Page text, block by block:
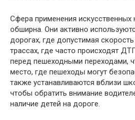
Сфера применения искусственных
обширна. Они активно
дорогах, где допустимая
трассах, где часто происходят
перед пешеходными переходами,
место, где пешеходы могут
также устанавливаются вблизи
чтобы обратить внимание
наличие детей на дороге.